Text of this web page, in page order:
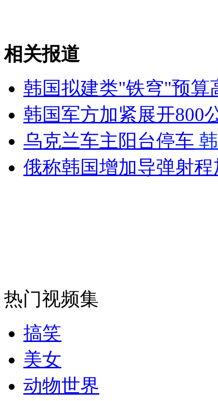
女孩北京地铁殴打老人 痛下狠手拳打脚踢
无痛分娩是否安全 医生回应
走！跟着总书记去植树
消防员救轻生者
相关报道
韩国拟建类"铁穹"预算
韩国军方加紧展开800
乌克兰车主阳台停车
俄称韩国增加导弹射
热门视频集
搞笑
美女
动物世界